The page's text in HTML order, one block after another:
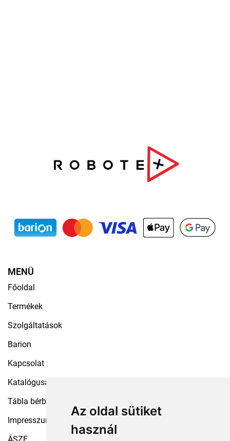
Az oldal sütiket
használ
MENÜ
Főoldal
Termékek
Szolgáltatások
Barion
Kapcsolat
Katalógusaink
Tábla bérbeadás
Impresszum